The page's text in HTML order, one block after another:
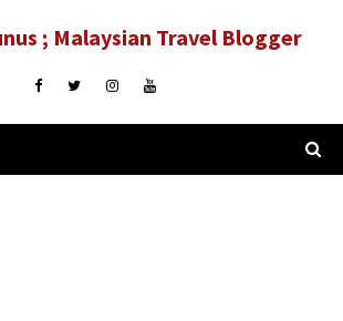
; Malaysian Travel Blogger